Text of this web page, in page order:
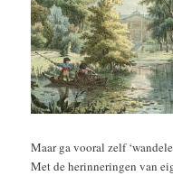
Maar ga vooral zelf
Met de herinneringen van